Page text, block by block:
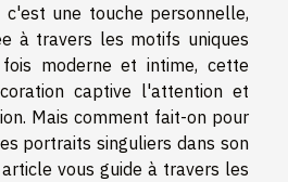
une touche personnelle,
à travers les motifs uniques
moderne et intime, cette
captive l'attention et
Mais comment fait-on pour
portraits singuliers dans son
vous guide à travers les